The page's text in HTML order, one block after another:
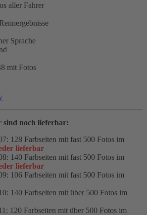
aller Fahrer
Sprache
mit Fotos
sind noch lieferbar:
128 Farbseiten mit fast 500 Fotos im
lieferbar
140 Farbseiten mit fast 500 Fotos im
lieferbar
106 Farbseiten mit fast 500 Fotos im
140 Farbseiten mit über 500 Fotos im
120 Farbseiten mit über 500 Fotos im